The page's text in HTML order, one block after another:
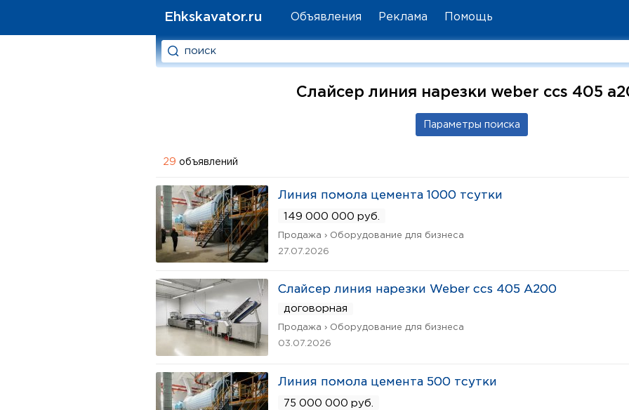
Ehkskavator.ru Объявления Реклама Помощь
Слайсер линия нарезки weber ссs 405
29 объявлений
Линия помола цемента 1000 тсутки
149 000 000 руб.
Продажа › Оборудование для бизнеса
27.07.2026
Слайсер линия нарезки Weber ссs 405 А200
договорная
Продажа › Оборудование для бизнеса
03.07.2026
Линия помола цемента 500 тсутки
75 000 000 руб.